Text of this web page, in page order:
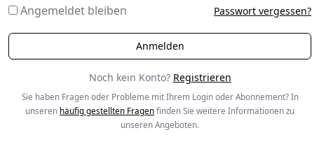
Angemeldet bleiben Passwort vergessen?
Noch kein Konto? Registrieren
Sie haben Fragen oder Probleme mit Ihrem Login oder Abonnement? In
unseren häufig gestellten Fragen finden Sie weitere Informationen zu
unseren Angeboten.